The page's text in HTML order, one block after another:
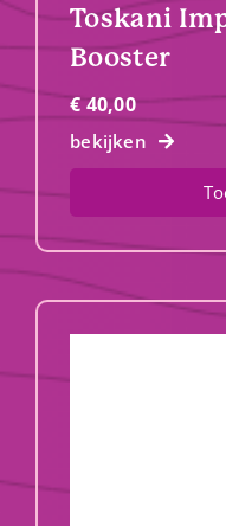
Toskani
Booster
€40,00
bekijken